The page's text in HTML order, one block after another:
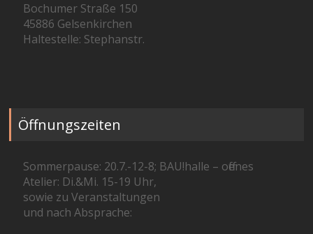
Bochumer Straße 150
45886 Gelsenkirchen
Haltestelle: Stephanstr.
Öffnungszeiten
Sommerpause: 20.7.-12-8; BAU!halle – offenes
Atelier: Di.&Mi. 15-19 Uhr,
sowie zu Veranstaltungen
und nach Absprache: